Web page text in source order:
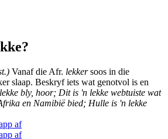
Vanaf die Afr. lekkersoos in die
slaap. Beskryf iets wat genotvol is en
bly, hoor; Dit is 'n lekke webtuiste wat
en Namibië bied; Hulle is 'n lekke